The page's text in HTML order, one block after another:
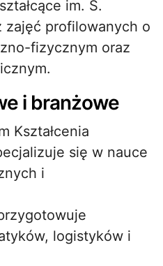
im. S.
zajęć profilowanych o
fizycznym oraz
i branżowe
Kształcenia
się w nauce
i
logistyków i